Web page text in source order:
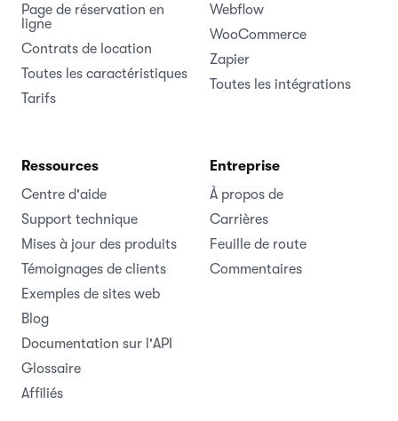
Page de réservation en
ligne
Contrats de location
Toutes les caractéristiques
Tarifs
Webflow
WooCommerce
Zapier
Toutes les intégrations
Ressources
Centre d'aide
Support technique
Mises à jour des produits
Témoignages de clients
Exemples de sites web
Blog
Documentation sur l'API
Glossaire
Affiliés
Entreprise
À propos de
Carrières
Feuille de route
Commentaires